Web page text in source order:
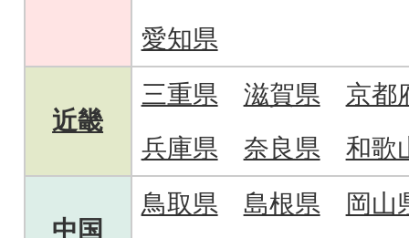
愛知県
近畿
三重県 滋賀県
京都
兵庫県
奈良県 和歌
中国
鳥取県 島根県
岡山